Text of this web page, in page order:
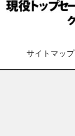
サイトマップ